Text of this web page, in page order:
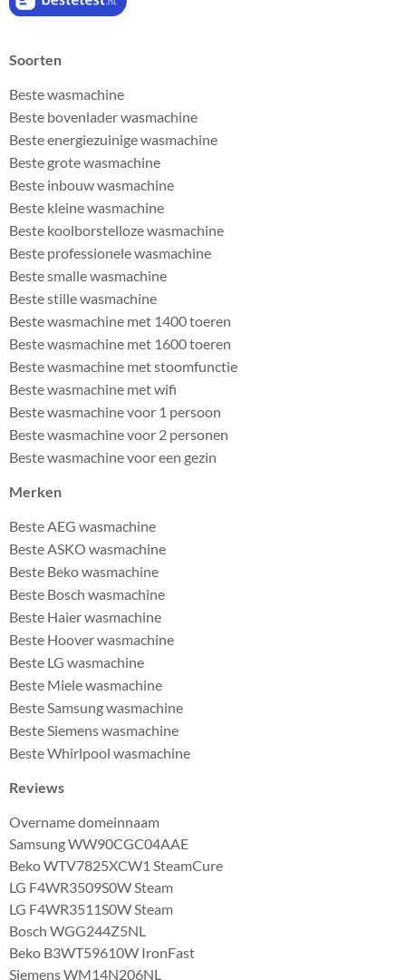
Soorten
Beste wasmachine
Beste bovenlader wasmachine
Beste energiezuinige wasmachine
Beste grote wasmachine
Beste inbouw wasmachine
Beste kleine wasmachine
Beste koolborstelloze wasmachine
Beste professionele wasmachine
Beste smalle wasmachine
Beste stille wasmachine
Beste wasmachine met 1400 toeren
Beste wasmachine met 1600 toeren
Beste wasmachine met stoomfunctie
Beste wasmachine met wifi
Beste wasmachine voor 1 persoon
Beste wasmachine voor 2 personen
Beste wasmachine voor een gezin
Merken
Beste AEG wasmachine
Beste ASKO wasmachine
Beste Beko wasmachine
Beste Bosch wasmachine
Beste Haier wasmachine
Beste Hoover wasmachine
Beste LG wasmachine
Beste Miele wasmachine
Beste Samsung wasmachine
Beste Siemens wasmachine
Beste Whirlpool wasmachine
Reviews
Overname domeinnaam
Samsung WW90CGC04AAE
Beko WTV7825XCW1 SteamCure
LG F4WR3509S0W Steam
LG F4WR3511S0W Steam
Bosch WGG244Z5NL
Beko B3WT59610W IronFast
Siemens WM14N206NL